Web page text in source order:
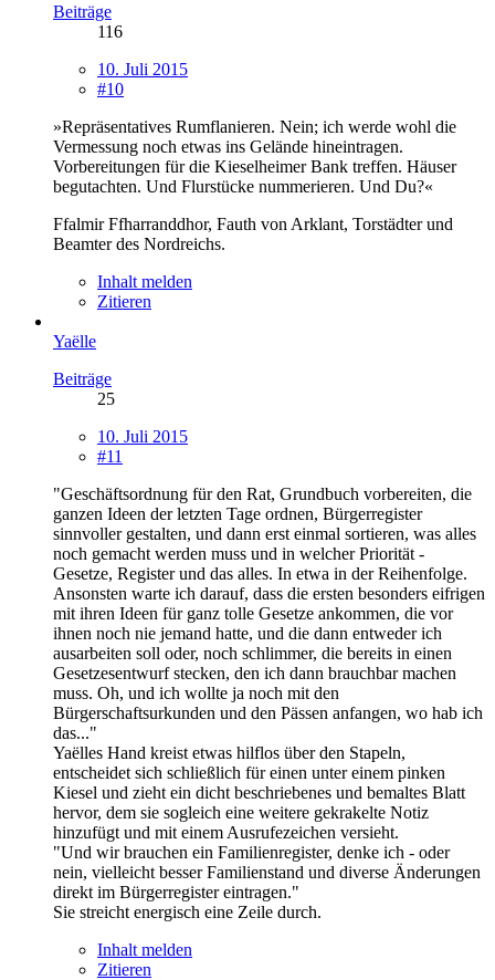
Beiträge
116
10. Juli 2015
#10
»Repräsentatives Rumflanieren. Nein; ich werde wohl die
Vermessung noch etwas ins Gelände hineintragen.
Vorbereitungen für die Kieselheimer Bank treffen. Häuser
begutachten. Und Flurstücke nummerieren. Und Du?«
Ffalmir Ffharranddhor, Fauth von Arklant, Torstädter und
Beamter des Nordreichs.
Inhalt melden
Zitieren
Yaëlle
Beiträge
25
10. Juli 2015
#11
"Geschäftsordnung für den Rat, Grundbuch vorbereiten, die
ganzen Ideen der letzten Tage ordnen, Bürgerregister
sinnvoller gestalten, und dann erst einmal sortieren, was alles
noch gemacht werden muss und in welcher Priorität -
Gesetze, Register und das alles. In etwa in der Reihenfolge.
Ansonsten warte ich darauf, dass die ersten besonders eifrigen
mit ihren Ideen für ganz tolle Gesetze ankommen, die vor
ihnen noch nie jemand hatte, und die dann entweder ich
ausarbeiten soll oder, noch schlimmer, die bereits in einen
Gesetzesentwurf stecken, den ich dann brauchbar machen
muss. Oh, und ich wollte ja noch mit den
Bürgerschaftsurkunden und den Pässen anfangen, wo hab ich
das..."
Yaëlles Hand kreist etwas hilflos über den Stapeln,
entscheidet sich schließlich für einen unter einem pinken
Kiesel und zieht ein dicht beschriebenes und bemaltes Blatt
hervor, dem sie sogleich eine weitere gekrakelte Notiz
hinzufügt und mit einem Ausrufezeichen versieht.
"Und wir brauchen ein Familienregister, denke ich - oder
nein, vielleicht besser Familienstand und diverse Änderungen
direkt im Bürgerregister eintragen."
Sie streicht energisch eine Zeile durch.
Inhalt melden
Zitieren